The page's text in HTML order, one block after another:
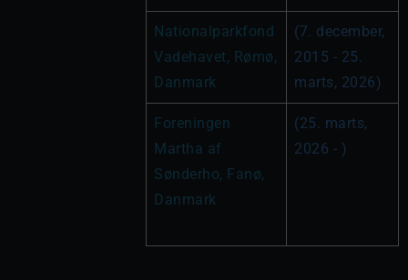
Nationalparkfond
Vadehavet, Rømø,
Danmark
(7. december,
2015 - 25.
marts, 2026)
Foreningen
Martha af
Sønderho, Fanø,
Danmark
(25. marts,
2026 - )